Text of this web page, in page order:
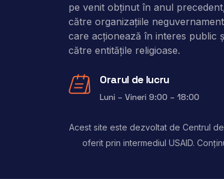
pe venit obţinut în anul
către organizaţiile
care acţionează în interes public
către entitățile religioase.
Orarul de lucru
Luni – Vineri 9:00 – 18:00
Acest site este dezvoltat de Centrul
oferit prin intermediul USAID.